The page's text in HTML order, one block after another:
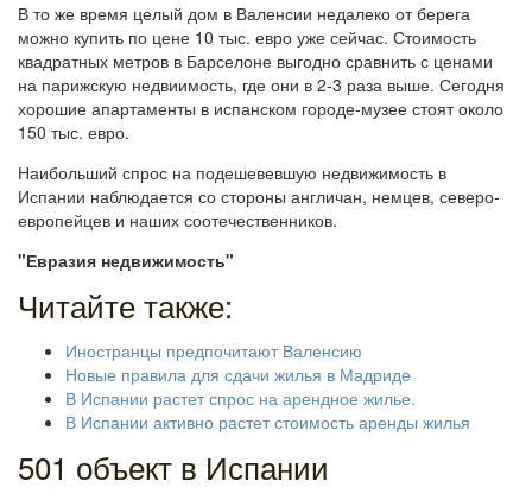
В то же время целый дом в Валенсии недалеко от берега
можно купить по цене 10 тыс. евро уже сейчас. Стоимость
квадратных метров в Барселоне выгодно сравнить с ценами
на парижскую недвиимость, где они в 2-3 раза выше. Сегодня
хорошие апартаменты в испанском городе-музее стоят около
150 тыс. евро.
Наибольший спрос на подешевевшую недвижимость в
Испании наблюдается со стороны англичан, немцев, северо-
европейцев и наших соотечественников.
"Евразия недвижимость"
Читайте также:
Иностранцы предпочитают Валенсию
Новые правила для сдачи жилья в Мадриде
В Испании растет спрос на арендное жилье.
В Испании активно растет стоимость аренды жилья
501 объект в Испании